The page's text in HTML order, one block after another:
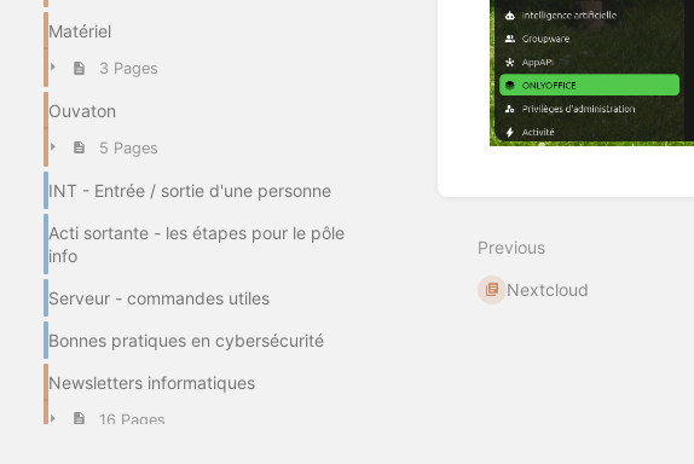
Matériel
3 Pages
Ouvaton
5 Pages
INT - Entrée / sortie d'une personne
Acti sortante - les étapes pour le pôle
info
Serveur - commandes utiles
Bonnes pratiques en cybersécurité
Newsletters informatiques
16 Pages
mode
Previous
Nextcloud